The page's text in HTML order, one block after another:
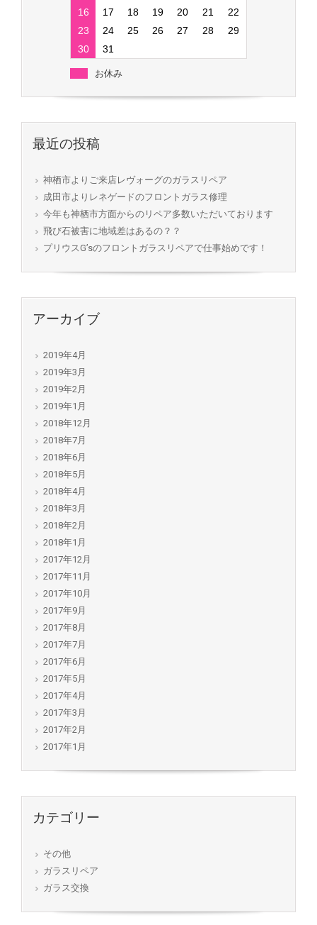
16
17 18 19 20 21
22
23
24 25 26 27 28
29
30
31
お休み
最近の投稿
神栖市よりご来店レヴォーグのガラスリペア
成田市よりレネゲードのフロントガラス修理
今年も神栖市方面からのリペア多数いただいております
飛び石被害に地域差はあるの？？
プリウスG’sのフロントガラスリペアで仕事始めです！
アーカイブ
2019年4月
2019年3月
2019年2月
2019年1月
2018年12月
2018年7月
2018年6月
2018年5月
2018年4月
2018年3月
2018年2月
2018年1月
2017年12月
2017年11月
2017年10月
2017年9月
2017年8月
2017年7月
2017年6月
2017年5月
2017年4月
2017年3月
2017年2月
2017年1月
カテゴリー
その他
ガラスリペア
ガラス交換